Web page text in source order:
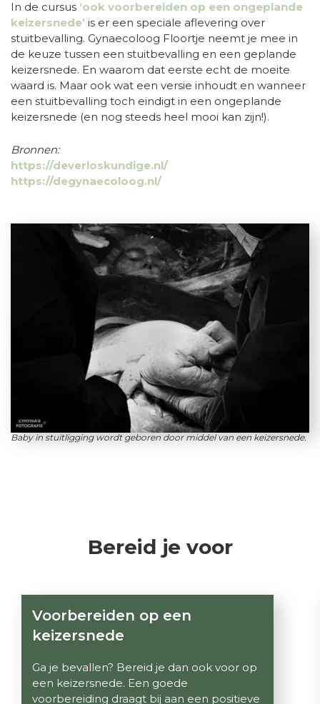
In de cursus ‘ook voorbereiden op een ongeplande
keizersnede’ is er een speciale aflevering over
stuitbevalling. Gynaecoloog Floortje neemt je mee in
de keuze tussen een stuitbevalling en een geplande
keizersnede. En waarom dat eerste echt de moeite
waard is. Maar ook wat een versie inhoudt en wanneer
een stuitbevalling toch eindigt in een ongeplande
keizersnede (en nog steeds heel mooi kan zijn!).
Bronnen:
https://deverloskundige.nl/
https://degynaecoloog.nl/
Baby in stuitligging wordt geboren door middel van een keizersnede.
Bereid je voor
Voorbereiden op een
keizersnede
Ga je bevallen? Bereid je dan ook voor op
een keizersnede. Een goede
voorbereiding draagt bij aan een positieve